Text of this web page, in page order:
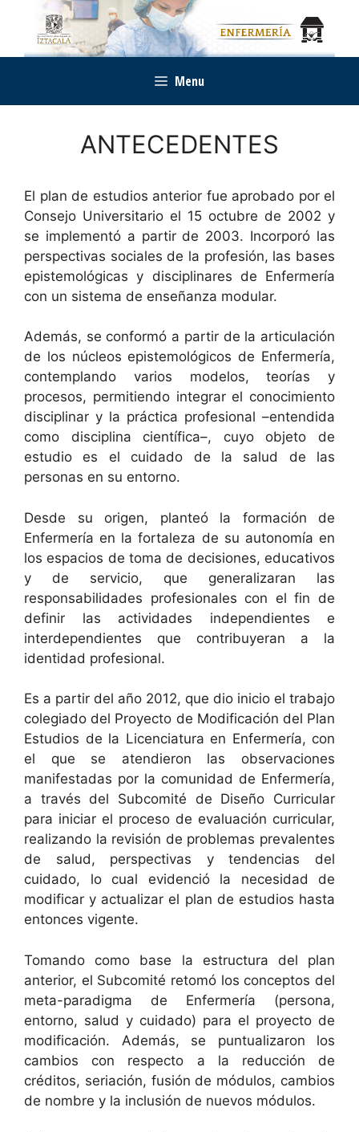
contenido
Menu
ANTECEDENTES
El plan de estudios anterior fue aprobado por el
Consejo Universitario el 15 octubre de 2002 y
se implementó a partir de 2003. Incorporó las
perspectivas sociales de la profesión, las bases
epistemológicas y disciplinares de Enfermería
con un sistema de enseñanza modular.
Además, se conformó a partir de la articulación
de los núcleos epistemológicos de Enfermería,
contemplando varios modelos, teorías y
procesos, permitiendo integrar el conocimiento
disciplinar y la práctica profesional –entendida
como disciplina científica–, cuyo objeto de
estudio es el cuidado de la salud de las
personas en su entorno.
Desde su origen, planteó la formación de
Enfermería en la fortaleza de su autonomía en
los espacios de toma de decisiones, educativos
y de servicio, que generalizaran las
responsabilidades profesionales con el fin de
definir las actividades independientes e
interdependientes que contribuyeran a la
identidad profesional.
Es a partir del año 2012, que dio inicio el trabajo
colegiado del Proyecto de Modificación del Plan
Estudios de la Licenciatura en Enfermería, con
el que se atendieron las observaciones
manifestadas por la comunidad de Enfermería,
a través del Subcomité de Diseño Curricular
para iniciar el proceso de evaluación curricular,
realizando la revisión de problemas prevalentes
de salud, perspectivas y tendencias del
cuidado, lo cual evidenció la necesidad de
modificar y actualizar el plan de estudios hasta
entonces vigente.
Tomando como base la estructura del plan
anterior, el Subcomité retomó los conceptos del
meta-paradigma de Enfermería (persona,
entorno, salud y cuidado) para el proyecto de
modificación. Además, se puntualizaron los
cambios con respecto a la reducción de
créditos, seriación, fusión de módulos, cambios
de nombre y la inclusión de nuevos módulos.